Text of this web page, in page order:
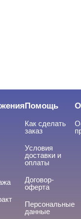
Cвернуть
Помощь
Как сделать
заказ
Условия
доставки и
оплаты
Договор-
оферта
Персональные
данные